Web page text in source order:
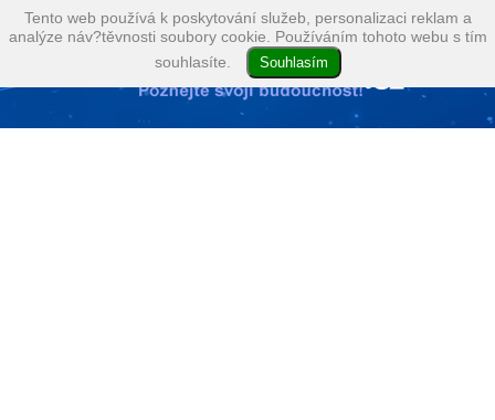
Tento web používá k poskytování služeb, personalizaci reklam a
analýze náv?těvnosti soubory cookie. Používáním tohoto webu s tím
souhlasíte.